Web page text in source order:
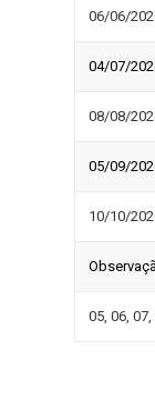
06/06/
04/07/
08/08/
05/09/
10/10/
05, 06,